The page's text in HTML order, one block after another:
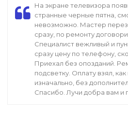
На экране телевизора
странные черные пятна,
невозможно. Мастер
сразу, по ремонту
Специалист вежливый и
сразу цену по телефону,
Приехал без опозданий.
подсветку. Оплату взял,
изначально, без
Спасибо. Лучи добра вам и